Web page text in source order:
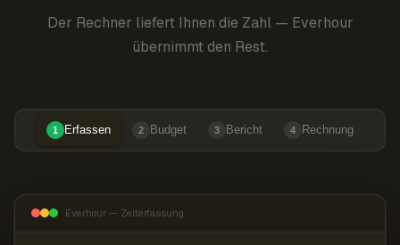
Der Rechner liefert Ihnen die Zahl — Everhour
übernimmt den Rest.
1 Erfassen 2 Budget 3 Bericht 4 Rechnung
Everhour — Zeiterfassung